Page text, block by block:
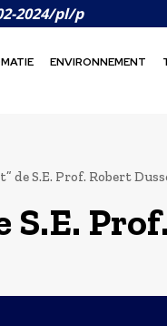
2024/pl/p
ENVIRONNEMENT
de S.E. Prof. Robert
S.E.